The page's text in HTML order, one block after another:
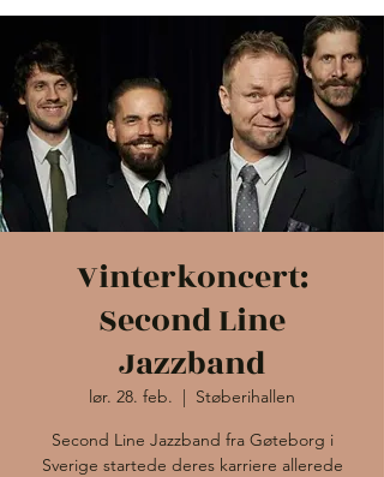
Vinterkoncert:
Second Line
Jazzband
lør. 28. feb.
  |
Støberihallen
Second Line Jazzband fra Gøteborg i
Sverige startede deres karriere allerede